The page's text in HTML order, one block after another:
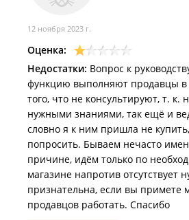
12 ноября 2023 г.
Оценка:
Недостатки: Вопрос к
функцию выполняют продавцы в
того, что не консультируют, т. к.
нужными знаниями, так ещё и
словно я к ним пришла не
попросить. Бываем нечасто
причине, идём только по
магазине напротив отсутствует
признательна, если вы примете
продавцов работать. Спасибо